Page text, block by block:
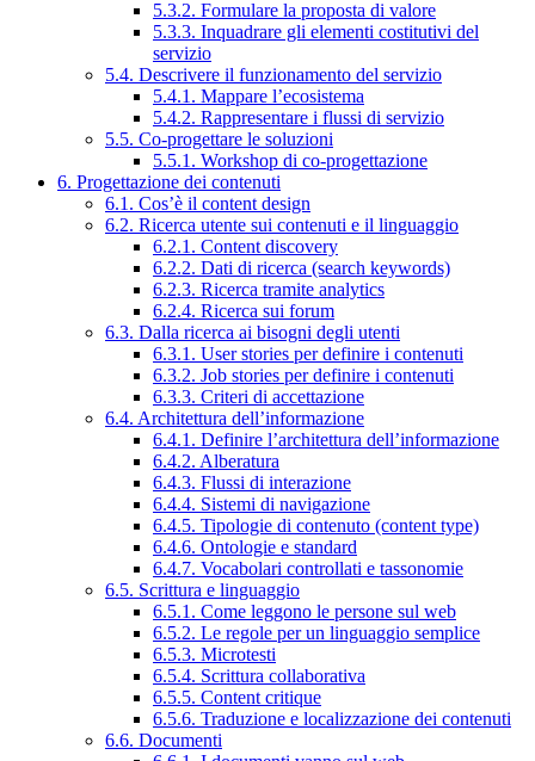
5.3.2. Formulare la proposta di valore
5.3.3. Inquadrare gli elementi costitutivi del
servizio
5.4. Descrivere il funzionamento del servizio
5.4.1. Mappare l’ecosistema
5.4.2. Rappresentare i flussi di servizio
5.5. Co-progettare le soluzioni
5.5.1. Workshop di co-progettazione
6. Progettazione dei contenuti
6.1. Cos’è il content design
6.2. Ricerca utente sui contenuti e il linguaggio
6.2.1. Content discovery
6.2.2. Dati di ricerca (search keywords)
6.2.3. Ricerca tramite analytics
6.2.4. Ricerca sui forum
6.3. Dalla ricerca ai bisogni degli utenti
6.3.1. User stories per definire i contenuti
6.3.2. Job stories per definire i contenuti
6.3.3. Criteri di accettazione
6.4. Architettura dell’informazione
6.4.1. Definire l’architettura dell’informazione
6.4.2. Alberatura
6.4.3. Flussi di interazione
6.4.4. Sistemi di navigazione
6.4.5. Tipologie di contenuto (content type)
6.4.6. Ontologie e standard
6.4.7. Vocabolari controllati e tassonomie
6.5. Scrittura e linguaggio
6.5.1. Come leggono le persone sul web
6.5.2. Le regole per un linguaggio semplice
6.5.3. Microtesti
6.5.4. Scrittura collaborativa
6.5.5. Content critique
6.5.6. Traduzione e localizzazione dei contenuti
6.6. Documenti